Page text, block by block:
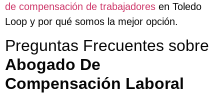
de compensación de trabajadores en Toledo
Loop y por qué somos la mejor opción.
Preguntas Frecuentes sobre
Abogado De
Compensación Laboral